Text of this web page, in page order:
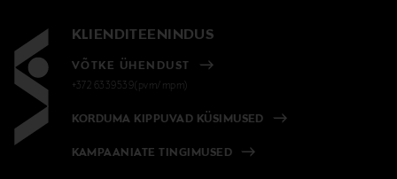
KLIENDITEENINDUS
VÕTKE ÜHENDUST
+372 6339539(pvm/mpm)
KORDUMA KIPPUVAD KÜSIMUSED
KAMPAANIATE TINGIMUSED